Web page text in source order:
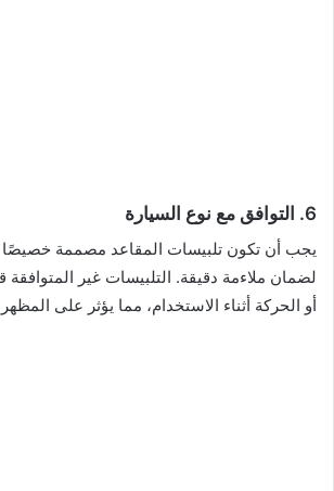
6. التوافق مع نوع السيارة
يجب أن تكون تلبيسات المقاعد مصممة خصيصًا
لضمان ملاءمة دقيقة. التلبيسات غير
أو الحركة أثناء الاستخدام، مما يؤثر على المظهر